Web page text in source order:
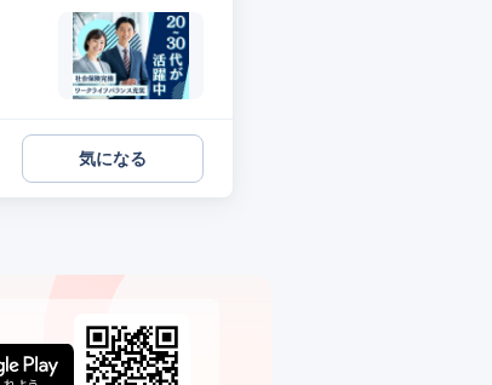
気になる